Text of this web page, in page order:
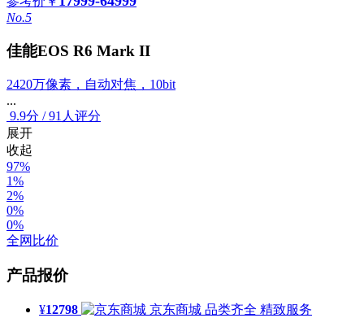
No.5
佳能EOS R6 Mark II
2420万像素，自动对焦，10bit
...
9.9分 /91人评分
展开
收起
97%
1%
2%
0%
0%
全网比价
产品报价
¥12798 京东商城 品类齐全 精致服务